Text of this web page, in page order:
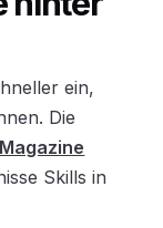
ein,
Die
Skills in